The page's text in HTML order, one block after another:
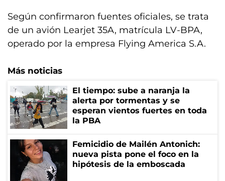
Según confirmaron fuentes oficiales, se trata
de un avión Learjet 35A, matrícula LV-BPA,
operado por la empresa Flying America S.A.
Más noticias
El tiempo: sube a naranja la
alerta por tormentas y se
esperan vientos fuertes en toda
la PBA
Femicidio de Mailén Antonich:
nueva pista pone el foco en la
hipótesis de la emboscada